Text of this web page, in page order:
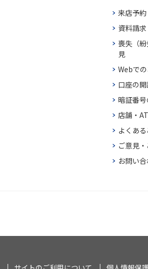
来店予約
資料請求
喪失（
見
Webで
口座の
暗証番
店舗・
よくあ
ご意見
お問い